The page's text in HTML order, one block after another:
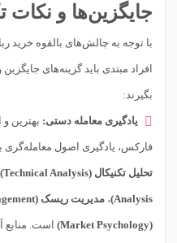
جایگزین‌ها و نکات
با توجه به چالش‌های بالقوه خرید
افراد مبتدی باید گزینه‌های
بگیرند:
یادگیری معامله دستی: بهترین
فارکس، یادگیری اصول
تحلیل تکنیکال (Technical Analysis)
Analysis) ، مدیریت ریسک (Risk Management)
(Market Psychology) است. منابع